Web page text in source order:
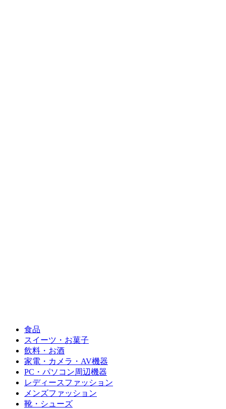
食品
スイーツ・お菓子
飲料・お酒
家電・カメラ・AV機器
PC・パソコン周辺機器
レディースファッション
メンズファッション
靴・シューズ